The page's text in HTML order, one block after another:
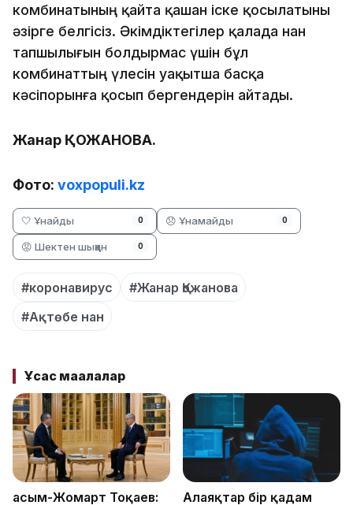
комбинатының қайта қашан іске қосылатыны
әзірге белгісіз. Әкімдіктегілер қалада нан
тапшылығын болдырмас үшін бұл
комбинаттың үлесін уақытша басқа
кәсіпорынға қосып бергендерін айтады.
Жанар ҚОЖАНОВА.
Фото: voxpopuli.kz
🤍 Ұнайды 0 😞 Ұнамайды 0
😡 Шектен шыққан 0
#коронавирус
#Жанар Қожанова
#Ақтөбе нан
Ұқсас мақалалар
Қасым-Жомарт Тоқаев:
Алаяқтар бір қадам